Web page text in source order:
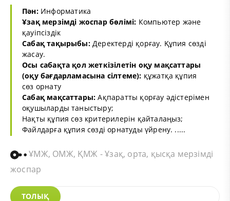
Пән:Информатика
Ұзақ мерзімді жоспар бөлімі: Компьютер және
қауіпсіздік
Сабақ тақырыбы:Деректерді қорғау. Құпия сөзді
жасау.
Осы сабақта қол жеткізілетін оқу мақсаттары
(оқу бағдарламасына сілтеме): құжатқа құпия
сөз орнату
Сабақ мақсаттары: Ақпаратты қорғау әдістерімен
оқушыларды таныстыру;
Нақты құпия сөз критерилерін қайталаңыз;
Файлдарға құпия сөзді орнатуды үйрену. .....
ҰМЖ, ОМЖ, ҚМЖ - Ұзақ, орта, қысқа мерзімді
жоспар
ТОЛЫҚ